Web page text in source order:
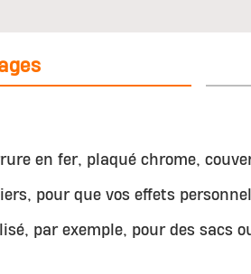
en fer, plaqué chrome,
pour que vos effets
par exemple, pour des sacs